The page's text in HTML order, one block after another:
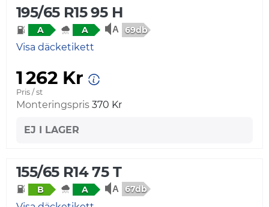
195/65 R15 95 H
A A 69db
Visa däcketikett
1 262 Kr
Pris / st
Monteringspris 370 Kr
EJ I LAGER
155/65 R14 75 T
B A 67db